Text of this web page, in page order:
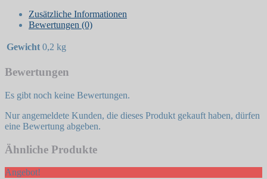
Zusätzliche Informationen
Bewertungen (0)
Gewicht 0,2 kg
Bewertungen
Es gibt noch keine Bewertungen.
Nur angemeldete Kunden, die dieses Produkt gekauft haben, dürfen
eine Bewertung abgeben.
Ähnliche Produkte
Angebot!